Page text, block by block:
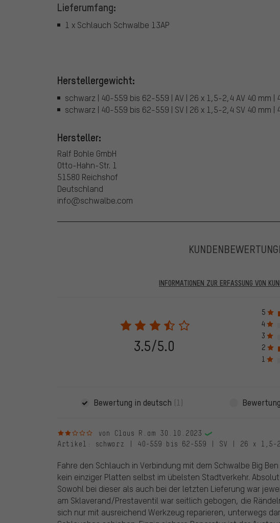
Lieferumfang:
1 x Schlauch Schwalbe 13AP
Herstellergewicht:
schwarz | 40-559 bis 62-559 | AV | 26 x 1,5-2,4 AV 40 mm |
schwarz | 40-559 bis 62-559 | SV | 26 x 1,5-2,4 SV 40 mm |
Hersteller:
Ralf Bohle GmbH
Otto-Hahn-Str. 1
51580 Reichshof
Deutschland
info@schwalbe.com
INFORMATIONEN ZUR ERFASSUNG VON
28.05.2022 werden nur Bewertungen veröffentlicht, die auch
eine Bestellnummer angegeben wird. Wir schalten die Bewertung nur
frei. Alle verifizierten Bewertungen sind mit einem grünen Haken
dem 28.05.2022 und ab dem 28.05.2022. Vor dem 28.05.2022 wurden
die bewertete Ware nicht bei uns gekauft haben. Diese Bewertungen
veröffentlichen alle ordnungsgemäß abgegebenen Bewertungen.
3.5/5.0
5
4
3
2
1
Bewertung in deutsch (1)
2 von 5 Sternenvon Claus R. am 30.10.2023
Artikel : schwarz | 40-559 bis 62-559 | SV | 26 x 1,5-
Fahre den Schlauch in Verbindung mit dem Schwalbe Big
kein einziger Platten selbst im übelsten Stadtverkehr.
Sowohl bei dieser als auch bei der letzten Lieferung war
am Sklaverand/Prestaventil war seitlich gebogen, die
sich nur mit ausreichend Werkzeug reparieren, unterwegs